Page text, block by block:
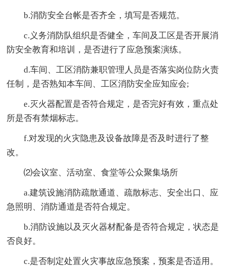
b.消防安全台帐是否齐全，填写是否规范。
c.义务消防队组织是否健全，车间及工区是否开展消
防安全教育和培训，是否进行了应急预案演练。
d.车间、工区消防兼职管理人员是否落实岗位防火责
任制，是否熟知本车间、工区消防安全应知应会;
e.灭火器配置是否符合规定，是否完好有效，重点处
所是否有禁烟标志。
f.对发现的火灾隐患及设备故障是否及时进行了整
改。
⑵会议室、活动室、食堂等公众聚集场所
a.建筑设施消防疏散通道、疏散标志、安全出口、应
急照明、消防通道是否符合规定。
b.消防设施以及灭火器材配备是否符合规定，状态是
否良好。
c.是否制定处置火灾事故应急预案，预案是否适用。